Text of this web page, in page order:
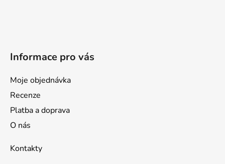
Informace pro vás
Moje objednávka
Recenze
Platba a doprava
O nás
Kontakty